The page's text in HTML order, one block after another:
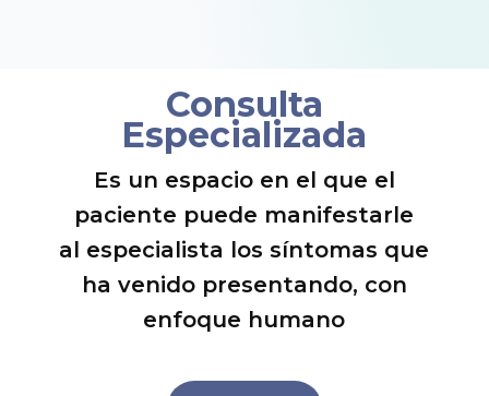
Consulta
Especializada
Es un espacio en el que el
paciente puede manifestarle
al especialista los síntomas que
ha venido presentando, con
enfoque humano